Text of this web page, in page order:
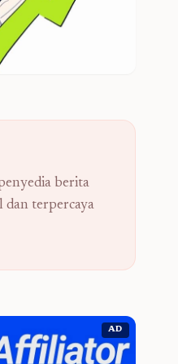
berita
dan terpercaya
AD